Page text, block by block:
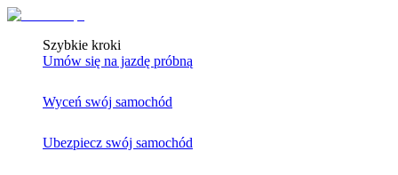
Szybkie kroki
Umów się na jazdę próbną
Wyceń swój samochód
Ubezpiecz swój samochód